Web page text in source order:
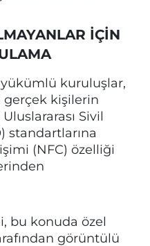
İÇİN
kuruluşlar,
gerçek kişilerin
Sivil
standartlarına
(NFC) özelliği
bu konuda özel
görüntülü